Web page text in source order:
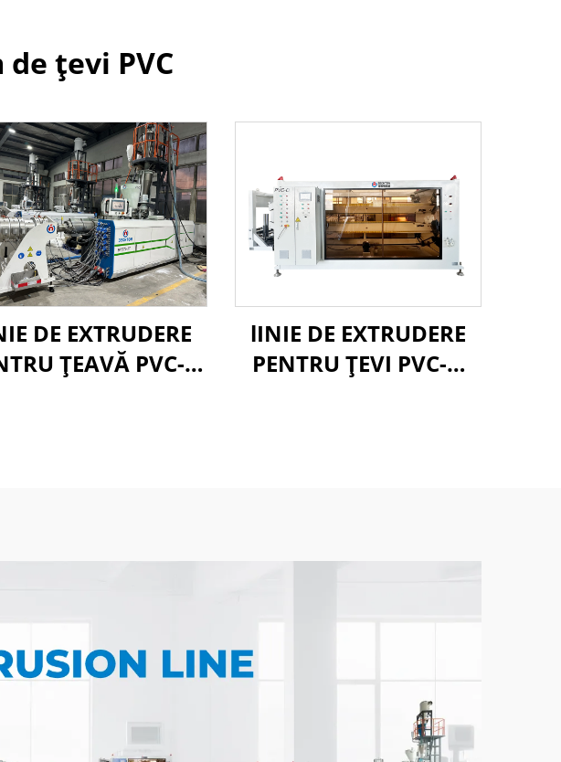
țevi PVC
DE EXTRUDERE
ȚEAVĂ PVC-O
lINIE DE EXTRUDERE
PENTRU ŢEVI PVC-O